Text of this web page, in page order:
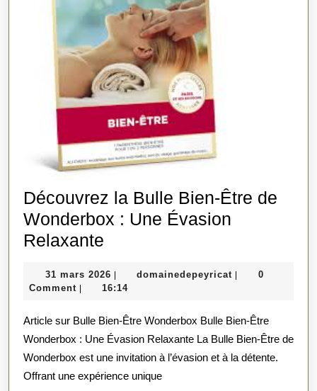
Découvrez la Bulle Bien-Être de
Wonderbox : Une Évasion
Relaxante
Bulle
Être
de
Wonderbox
31 mars 2026 31
mars
| domainedepeyricat |
0
Comment | 16:14
Article sur Bulle Bien-Être Wonderbox Bulle Bien-Être
Wonderbox : Une Évasion Relaxante La Bulle Bien-Être de
Wonderbox est une invitation à l’évasion et à la détente.
Offrant une expérience unique